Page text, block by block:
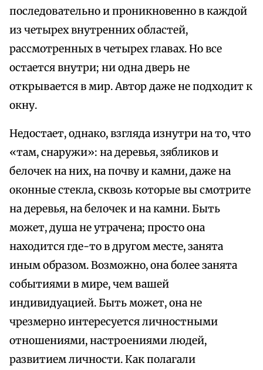
последовательно и проникновенно в каждой
из четырех внутренних областей,
рассмотренных в четырех главах. Но все
остается внутри; ни одна дверь не
открывается в мир. Автор даже не подходит к
окну.
Недостает, однако, взгляда изнутри на то, что
«там, снаружи»: на деревья, зябликов и
белочек на них, на почву и камни, даже на
оконные стекла, сквозь которые вы смотрите
на деревья, на белочек и на камни. Быть
может, душа не утрачена; просто она
находится где-то в другом месте, занята
иным образом. Возможно, она более занята
событиями в мире, чем вашей
индивидуацией. Быть может, она не
чрезмерно интересуется личностными
отношениями, настроениями людей,
развитием личности. Как полагали